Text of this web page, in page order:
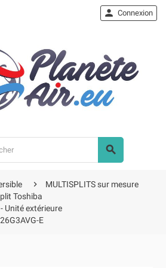

 Connexion

MULTISPLITS sur mesure
Toshiba
Unité extérieure
E